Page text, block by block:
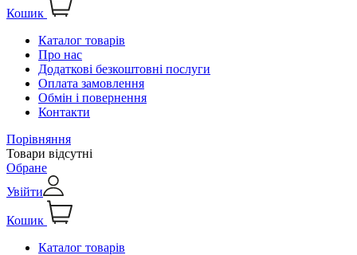
Кошик
Каталог товарів
Про нас
Додаткові безкоштовні послуги
Оплата замовлення
Обмін і повернення
Контакти
Порівняння
Товари відсутні
Обране
Увійти
Кошик
Каталог товарів